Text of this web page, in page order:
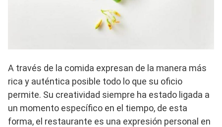
A través de la comida expresan de la manera más
rica y auténtica posible todo lo que su oficio
permite. Su creatividad siempre ha estado ligada a
un momento específico en el tiempo, de esta
forma, el restaurante es una expresión personal en